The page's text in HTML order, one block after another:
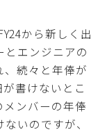
から新しく出
とエンジニアの
、続々と年俸が
書けないとこ
メンバーの年俸
いのですが、